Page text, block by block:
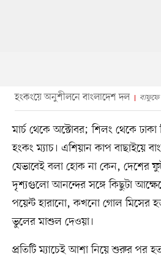
হংকংয়ে অনুশীলনে বাংলাদেশ দল বাফুফে
মার্চ থেকে অক্টোবর; শিলং থেকে ঢাকা
হংকং ম্যাচ। এশিয়ান কাপ বাছাইয়ে
যেভাবেই বলা হোক না কেন, দেশের
দৃশ্যগুলো আনন্দের সঙ্গে কিছুটা
পয়েন্ট হারানো, কখনো গোল মিসের
ভুলের মাশুল দেওয়া।
‎প্রতিটি ম্যাচেই আশা নিয়ে শুরুর পর